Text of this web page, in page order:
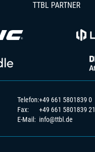
TTBL PARTNER
Telefon:
Fax:
E-Mail:
+49 661 5801839 0
+49 661 5801839 21
info@ttbl.de